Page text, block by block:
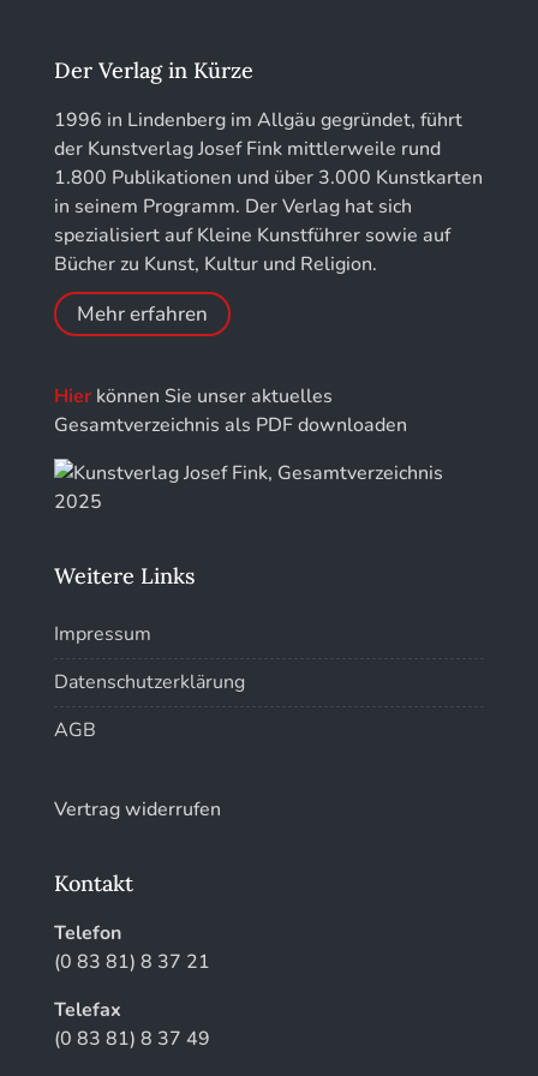
Kunstführer M
Kunstführer NO
Kunstführer PQ
Kunstführer R
Kunstführer Sch
Kunstführer St
Jahresschriften der DGC Deutsche Gesellschaft
für Chronometrie
Jahrbuch der Stiftung Thüringer Schlösser und
Gärten
Der Verlag in Kürze
1996 in Lindenberg im Allgäu gegründet, führt
der Kunstverlag Josef Fink mittlerweile rund
1.800 Publikationen und über 3.000 Kunstkarten
in seinem Programm. Der Verlag hat sich
spezialisiert auf Kleine Kunstführer sowie auf
Bücher zu Kunst, Kultur und Religion.
Mehr erfahren
Hierkönnen Sie unser aktuelles
Gesamtverzeichnis als PDF downloaden
Weitere Links
Impressum
Datenschutzerklärung
AGB
Vertrag widerrufen
Kontakt
Telefon
(0 83 81) 8 37 21
Telefax
(0 83 81) 8 37 49